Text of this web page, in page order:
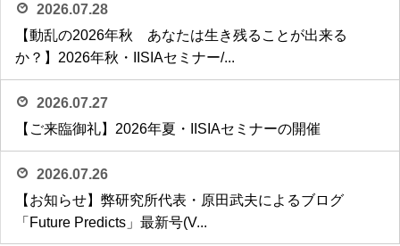
2026.07.28
【動乱の2026年秋 あなたは生き残ることが出来る
か？】2026年秋・IISIAセミナー/...
2026.07.27
【ご来臨御礼】2026年夏・IISIAセミナーの開催
2026.07.26
【お知らせ】弊研究所代表・原田武夫によるブログ
「Future Predicts」最新号(V...